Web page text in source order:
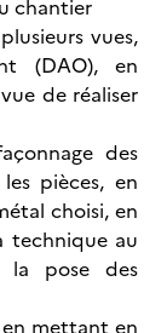
chantier
vues,
(DAO), en
de réaliser
des
pièces, en
choisi, en
au
la pose des
en mettant en